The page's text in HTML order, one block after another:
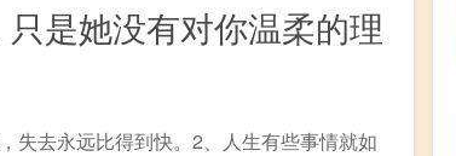
是她没有对你温柔的理
失去永远比得到快。2、人生有些事情就如